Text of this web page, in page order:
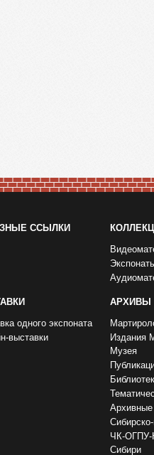
ССЫЛКИ
одного экспоната
выставки
АРХИВЫ
Издания
Музея
ЧК-
Сибири